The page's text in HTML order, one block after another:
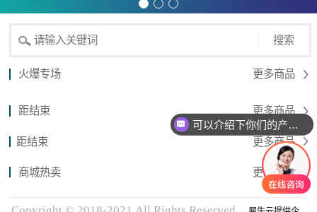
搜索
火爆专场 更多商品
距结束 更多商品
距结束 更多商品
商城热卖 更多商品